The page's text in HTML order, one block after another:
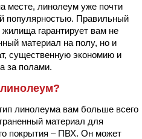
месте, линолеум уже почти
популярностью. Правильный
гарантирует вам не
материал на полу, но и
существенную экономию и
за полами.
линолеума вам больше всего
материал для
покрытия – ПВХ. Он может